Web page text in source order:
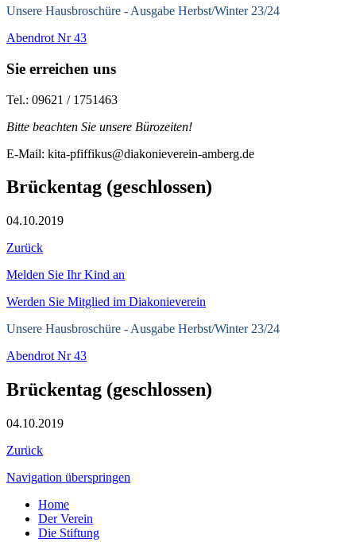
Unsere Hausbroschüre - Ausgabe Herbst/Winter 23/24
Abendrot Nr 43
Sie erreichen uns
Tel.: 09621 / 1751463
Bitte beachten Sie unsere Bürozeiten!
E-Mail: kita-pfiffikus@diakonieverein-amberg.de
Brückentag (geschlossen)
04.10.2019
Zurück
Melden Sie Ihr Kind an
Werden Sie Mitglied im Diakonieverein
Unsere Hausbroschüre - Ausgabe Herbst/Winter 23/24
Abendrot Nr 43
Brückentag (geschlossen)
04.10.2019
Zurück
Navigation überspringen
Home
Der Verein
Die Stiftung